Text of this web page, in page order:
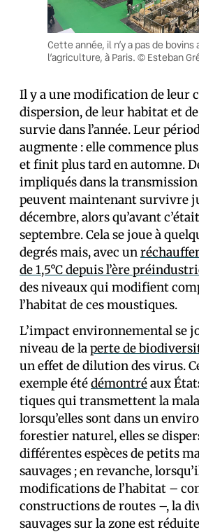
Cette année, il n’y a pas de bovins
l’agriculture, à Paris. © Esteban
Il y a une modification de leur
dispersion, de leur habitat et
survie dans l’année. Leur
augmente : elle commence
et finit plus tard en automne.
impliqués dans la transmission
peuvent maintenant survivre
décembre, alors qu’avant
septembre. Cela se joue à
degrés mais, avec un
de 1,5°C depuis l’ère
des niveaux qui modifient
l’habitat de ces moustiques.
L’impact environnemental se
niveau de laperte de
un effet de dilution des virus.
exemple étédémontréaux
tiques qui transmettent la
lorsqu’elles sont dans un
forestier naturel, elles se
différentes espèces de petits
sauvages ; en revanche,
modifications de l’habitat –
constructions de routes –, la
sauvages sur la zone est